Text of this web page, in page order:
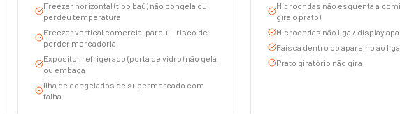
Freezer horizontal (tipo baú) não congela ou
perdeu temperatura
Freezer vertical comercial parou — risco de
perder mercadoria
Expositor refrigerado (porta de vidro) não gela
ou embaça
Ilha de congelados de supermercado com
falha
Microondas não esquenta a
gira o prato)
Microondas não liga / display
Faísca dentro do aparelho ao
Prato giratório não gira